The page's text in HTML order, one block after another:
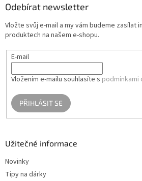
Odebírat newsletter
Vložte svůj e-mail a my vám budeme zasílat
produktech na našem e-shopu.
E-mail
Vložením e-mailu souhlasíte s podmínkami
PŘIHLÁSIT SE
Užitečné informace
Novinky
Tipy na dárky